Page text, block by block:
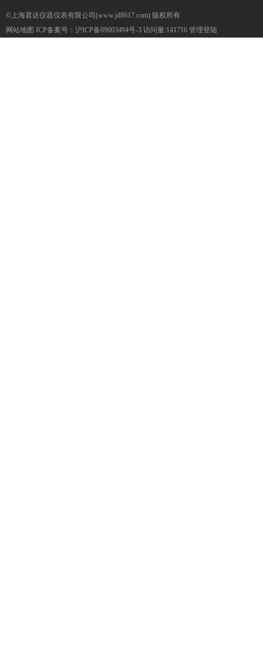
©上海君达仪器仪表有限公司(www.jd8617.com) 版权所有
网站地图 ICP备案号： 沪ICP备09003494号-3 访问量:141716 管理登陆